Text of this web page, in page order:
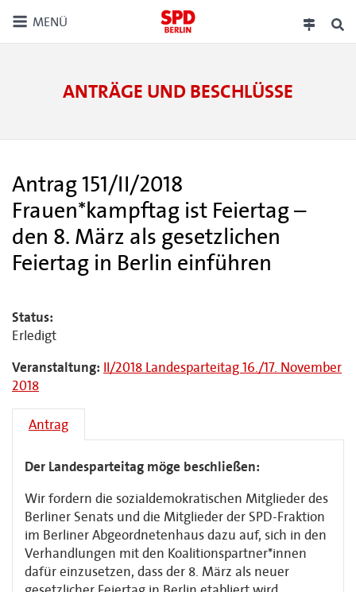
MENÜ
ANTRÄGE UND BESCHLÜSSE
Antrag 151/II/2018
Frauen*kampftag ist Feiertag –
den 8. März als gesetzlichen
Feiertag in Berlin einführen
Status:
Erledigt
Veranstaltung: II/2018 Landesparteitag 16./17. November
2018
Antrag
Der Landesparteitag möge beschließen:
Wir fordern die sozialdemokratischen Mitglieder des
Berliner Senats und die Mitglieder der SPD-Fraktion
im Berliner Abgeordnetenhaus dazu auf, sich in den
Verhandlungen mit den Koalitionspartner*innen
dafür einzusetzen, dass der 8. März als neuer